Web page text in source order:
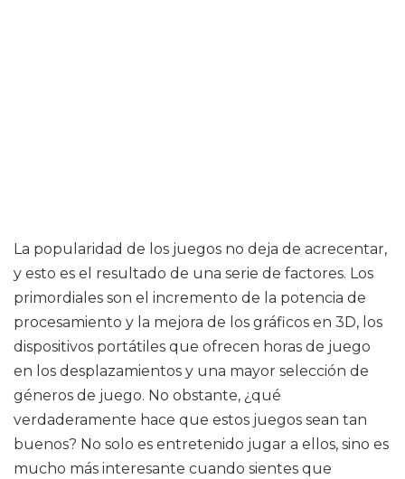
La popularidad de los juegos no deja de acrecentar,
y esto es el resultado de una serie de factores. Los
primordiales son el incremento de la potencia de
procesamiento y la mejora de los gráficos en 3D, los
dispositivos portátiles que ofrecen horas de juego
en los desplazamientos y una mayor selección de
géneros de juego. No obstante, ¿qué
verdaderamente hace que estos juegos sean tan
buenos? No solo es entretenido jugar a ellos, sino es
mucho más interesante cuando sientes que